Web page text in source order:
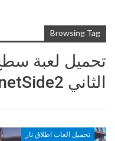
Browsing Tag
تحميل لعبة
الثاني Download PlanetSide2
تحميل العاب اطلاق نار